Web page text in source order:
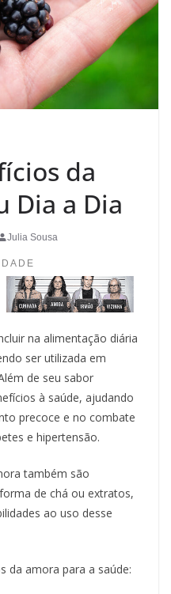
da
Dia a Dia
Julia Sousa
na alimentação diária
ser utilizada em
de seu sabor
à saúde, ajudando
precoce e no combate
e hipertensão.
também são
de chá ou extratos,
ao uso desse
da amora para a saúde: